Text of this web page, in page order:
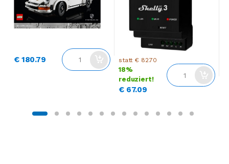
€ 180.79 statt € 82.70
18%
reduziert!
€ 67.09